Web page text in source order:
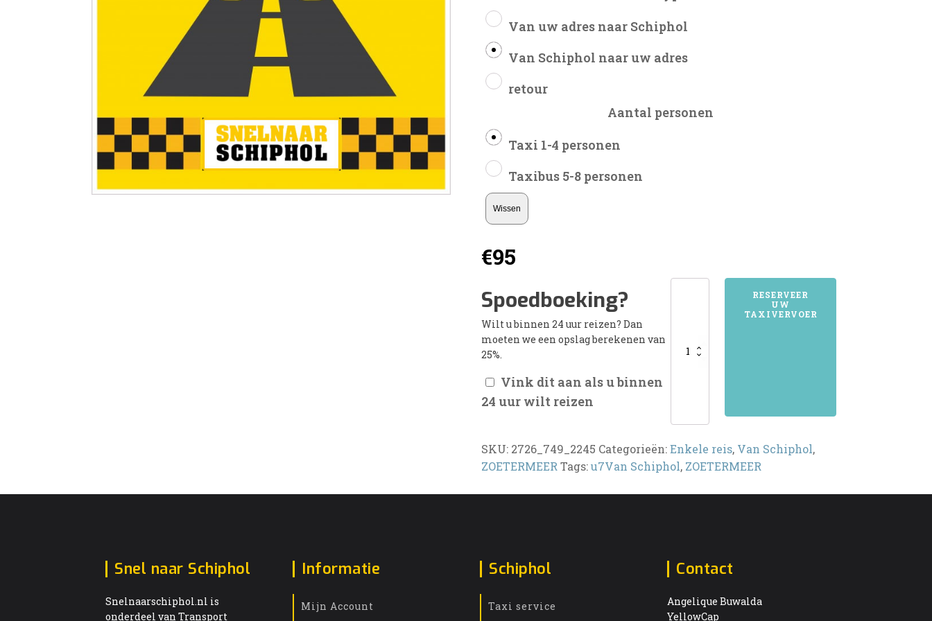
Van uw adres naar Schiphol
Van Schiphol naar uw adres
retour
Aantal personen
Taxi 1-4 personen
Taxibus 5-8 personen
Wissen
€95
Spoedboeking?
Wilt u binnen 24 uur reizen? Dan
moeten we een opslag berekenen van
25%.
Vink dit aan als u binnen
24 uur wilt reizen
2726ZOETERMEER
RESERVEER
UW
TAXIVERVOER
SKU: 2726_749_2245 Categorieën:Enkele reis, Van Schiphol,
ZOETERMEER Tags:u7Van Schiphol, ZOETERMEER
Snel naar Schiphol
Snelnaarschiphol.nl is
onderdeel van Transport
Informatie
Mijn Account
Schiphol
Taxi service
Contact
Angelique Buwalda
YellowCap